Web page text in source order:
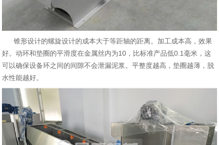
锥形设计的螺旋设计的成本大于等距轴的距离。加工成本高，效果
好。动环和垫圈的平滑度在金属丝内为10，比标准产品低0.1毫米，这
可以确保设备环之间的间隙不会泄漏泥浆。平整度越高，垫圈越薄，脱
水性能越好。